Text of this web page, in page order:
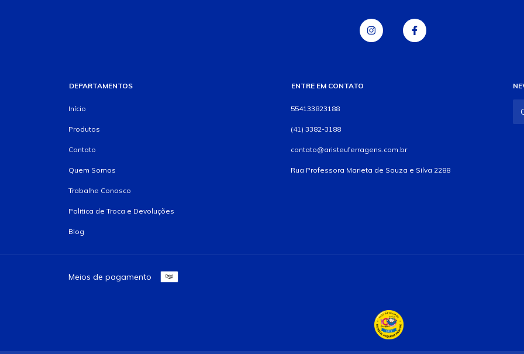
DEPARTAMENTOS
Início
Produtos
Contato
Quem Somos
Trabalhe Conosco
Politica de Troca e Devoluções
Blog
ENTRE EM CONTATO
554133823188
(41) 3382-3188
contato@aristeuferragens.com.br
Rua Professora Marieta de Souza e Silva 2288
Meios de pagamento